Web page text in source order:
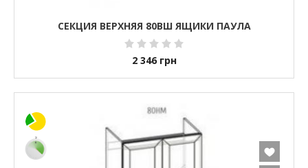
СЕКЦИЯ ВЕРХНЯЯ 80ВШ ЯЩИКИ ПАУЛА
2 346 грн